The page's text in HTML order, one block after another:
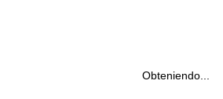
Obteniendo...